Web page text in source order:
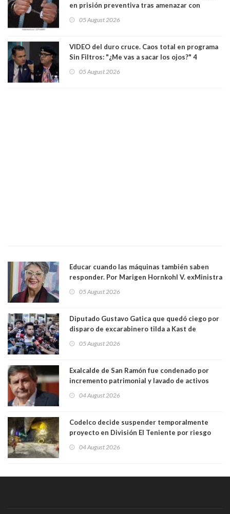
en prisión preventiva tras amenazar con
Los persiguió en potente camioneta
05 August 2026
VIDEO del duro cruce. Caos total en programa
Sin Filtros: "¿Me vas a sacar los ojos?" 4
excarabinero que dejó ciego a Gustavo Gatica:
05 August 2026
Educar cuando las máquinas también saben
responder. Por Marigen Hornkohl V. exMinistra
05 August 2026
Diputado Gustavo Gatica que quedó ciego por
disparo de excarabinero tilda a Kast de
absolución del exuniformado. Presidente DC
05 August 2026
Exalcalde de San Ramón fue condenado por
incremento patrimonial y lavado de activos
04 August 2026
Codelco decide suspender temporalmente
proyecto en División El Teniente por riesgo
04 August 2026